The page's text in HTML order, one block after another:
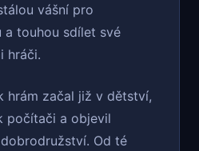
vášní pro
a touhou sdílet své
hráči.
hrám začal již v dětství,
počítači a objevil
Od té